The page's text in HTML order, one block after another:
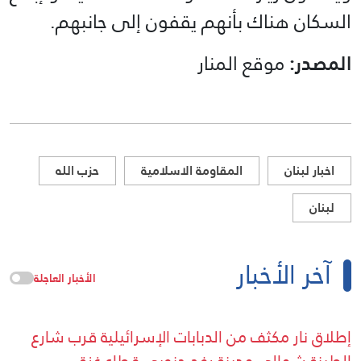
السكان هناك بأنهم يقفون إلى جانبهم.
المصدر:موقع المنار
اخبار لبنان المقاومة الاسلامية
حزب الله
لبنان
آخر الأخبار الأخبار العاجلة
إطلاق نار مكثف من الدبابات الإسرائيلية قرب شارع